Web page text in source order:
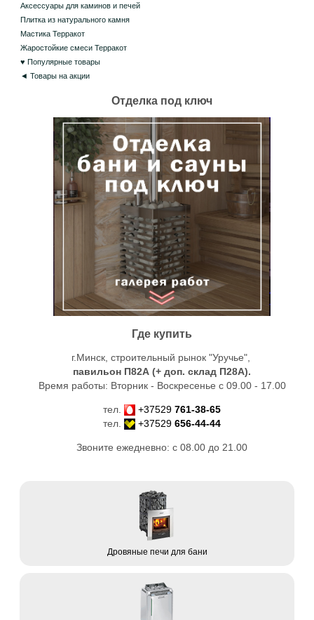
Дровяные печи для бани
Аксессуары для каминов и печей
Плитка из натурального камня
Мастика Терракот
Жаростойкие смеси Терракот
♥ Популярные товары
◄ Товары на акции
Отделка под ключ
Где купить
г.Минск, строительный рынок "Уручье",
павильон П82А (+ доп. склад П28А).
Время работы: Вторник - Воскресенье с 09.00 - 17.00
тел. +37529 761-38-65
тел.
+37529 656-44-44
Звоните ежедневно: с 08.00 до 21.00